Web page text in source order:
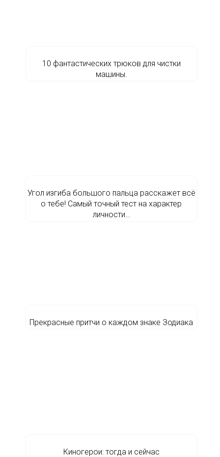
10 фантастических трюков для чистки
машины.
Угол изгиба большого пальца расскажет всё
о тебе! Самый точный тест на характер
личности…
Прекрасные притчи о каждом знаке Зодиака
Киногерои: тогда и сейчас